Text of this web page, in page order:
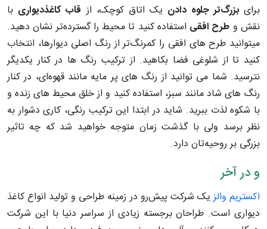
برایبزرگ‌تر جلوه دادن یک اتاق کوچک، از قاب کاغذدیواری با
نقش و طرح افقی استفاده کنید تا محیط را گسترده‌تر نشان دهید.
میتوانید طرح های افقی را کمرنگ‌تر از رنگ اصلی دیوارها، انتخاب
کنید تا از شلوغی فضا بکاهید. از ترکیب رنگ ها در کنار یکدیگر
نترسید. شما می توانید از رنگ های پر مایه مانند قهوه‌ای، در کنار
رنگ های شاد مانند سبز، استفاده کنید و از خلق محیط های زنده و
با شکوه لذت ببرید. شاید در ابتدا این ترکیب رنگی، کاری دشوار به
نظر برسد ولی با گذشت زمان متوجه خواهید شد که چه تاثیر
بزرگی بر روحیه‌تان دارد.
و در آخر
اکستریم والزیک شرکت پیش‌رو در زمینه طراحی و تولید انواع کاغذ
دیواری است. طراحان برجسته زیادی از سراسر دنیا با این شرکت